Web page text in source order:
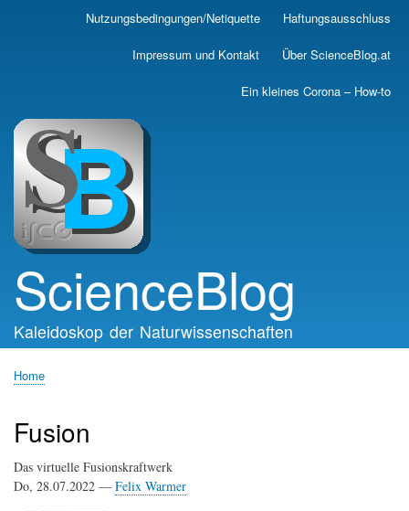
Skip
main
Nutzungsbedingungen/Netiquette Haftungsausschluss
Impressum und Kontakt Über ScienceBlog.at
Ein kleines Corona – How-to
ScienceBlog
Kaleidoskop der Naturwissenschaften
Home
Fusion
Das virtuelle Fusionskraftwerk
Do, 28.07.2022 — Felix Warmer